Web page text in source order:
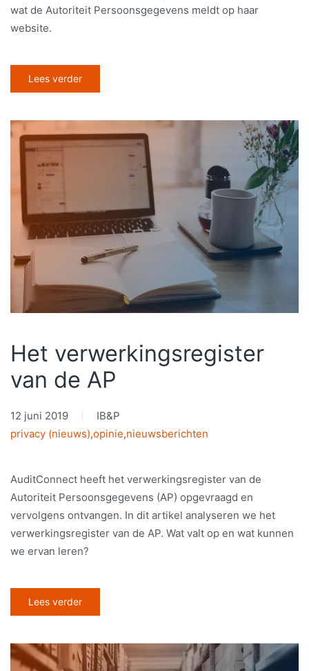
wat de Autoriteit Persoonsgegevens meldt op haar
website.
Lees verder
Het verwerkingsregister
van de AP
12 juni 2019
IB&P
privacy (nieuws),opinie,nieuwsberichten
AuditConnect heeft het verwerkingsregister van de
Autoriteit Persoonsgegevens (AP) opgevraagd en
vervolgens ontvangen. In dit artikel analyseren we het
verwerkingsregister van de AP. Wat valt op en wat kunnen
we ervan leren?
Lees verder